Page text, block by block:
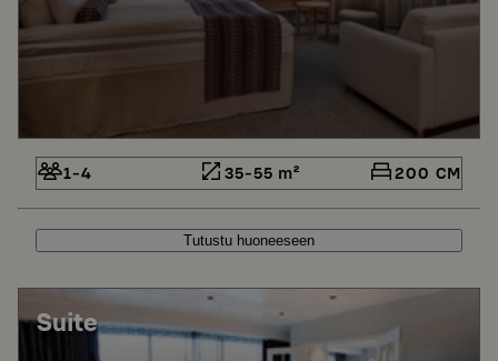
1-4 35-55 m² 200 CM
Tutustu huoneeseen
Suite